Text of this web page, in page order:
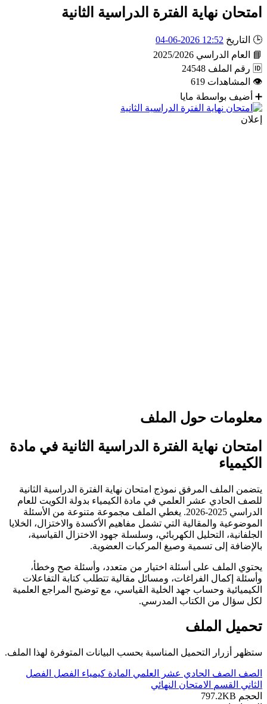
امتحان نهاية الفترة الدراسية الثانية
🕒 التاريخ 12:52 2026-06-04
📘
العام الدراسي 2025/2026
🆔 رقم الملف 24548
👁
المشاهدات 619
➕
أضيف بواسطة مايا
إعلان
معلومات حول الملف
امتحان نهاية الفترة الدراسية الثانية في مادة
الكيمياء
يتضمن الملف المرفق نموذج امتحان نهاية الفترة الدراسية الثانية
للصف الحادي عشر العلمي في مادة الكيمياء بدولة الكويت للعام
الدراسي 2025-2026. يغطي الملف مجموعة متنوعة من الأسئلة
الموضوعية والمقالية التي تشمل مفاهيم الأكسدة والاختزال، الخلايا
الجلفانية، التحليل الكهربائي، وسلسلة جهود الاختزال القياسية،
بالإضافة إلى تسمية وصيغ المركبات العضوية.
يحتوي الملف على أسئلة اختيار من متعدد، وأسئلة صح وخطأ،
وأسئلة إكمال الفراغات، ومسائل مقالية تتطلب كتابة التفاعلات
الكيميائية وحساب جهد الخلية القياسي، مع توضيح المراجع العلمية
لكل سؤال من الكتاب المدرسي.
تحميل الملف
ستظهر أزرار التحميل المناسبة بحسب البيانات المتوفرة لهذا الملف.
الصف الصف الحادي عشر العلمي المادة كيمياء الفصل
الفصل
الثاني
القسم
الامتحان النهائي
الحجم 797.2KB